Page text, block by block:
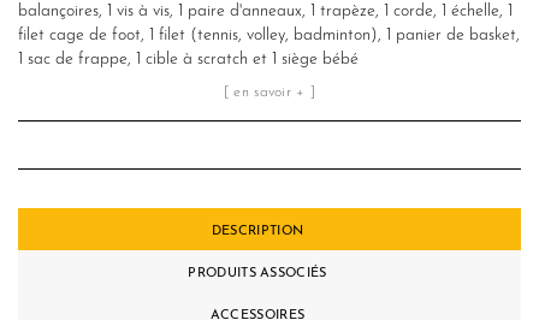
balançoires, 1 vis à vis, 1 paire d'anneaux, 1 trapèze, 1 corde, 1 échelle, 1
filet cage de foot, 1 filet (tennis, volley, badminton), 1 panier de basket,
1 sac de frappe, 1 cible à scratch et 1 siège bébé
[ en savoir + ]
DESCRIPTION
PRODUITS ASSOCIÉS
ACCESSOIRES